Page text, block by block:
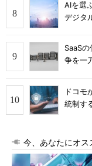
AIを選
デジタ
SaaS
争を一
ドコモ
統制す
今、あなたにオス